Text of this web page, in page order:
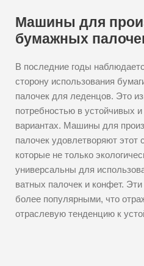
Машины для
бумажных
В последние годы
сторону использования
палочек для леденцов. Это
потребностью в устойчивых
вариантах. Машины для
палочек удовлетворяют этот
которые не только
универсальны для
ватных палочек и конфет.
более популярными, что
отраслевую тенденцию к